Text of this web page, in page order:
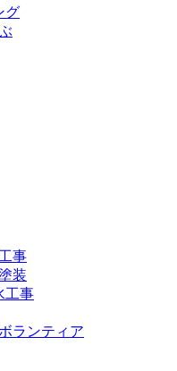
グ
事
装
工事
ランティア